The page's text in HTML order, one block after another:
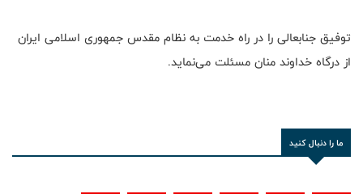
توفیق جنابعالی را در راه خدمت به نظام مقدس جمهوری اسلامی ایران
از درگاه خداوند منان مسئلت می‌نماید.
ما را دنبال کنید